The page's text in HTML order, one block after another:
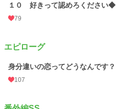
１０ 好きって認めろください◆
79
エピローグ
身分違いの恋ってどうなんです？
107